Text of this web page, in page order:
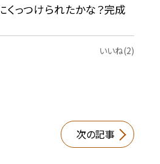
くっつけられたかな？完成
いいね(2)
次の記事